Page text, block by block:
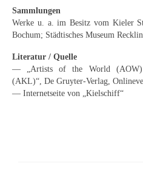
Süddeutsche
Selbstbildnisse
Stillleben
Neues
Sammlungen
Werke u. a. im Besitz vom Kieler
Bochum; Städtisches Museum
Literatur / Quelle
— „Artists of the World (AOW)
(AKL)“, De Gruyter-Verlag,
— Internetseite von „Kielschiff“